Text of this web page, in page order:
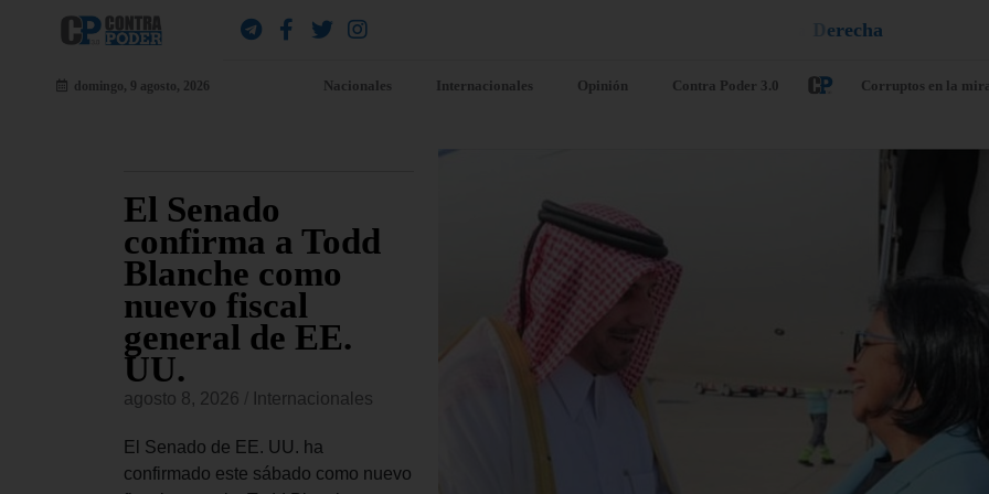
domingo, 9 agosto, 2026 Nacionales Internacionales Opinión Contra Poder 3.0 Corruptos en la
El Senado
confirma a Todd
Blanche como
nuevo fiscal
general de EE.
UU.
agosto 8, 2026 Internacionales
El Senado de EE. UU. ha
confirmado este sábado como nuevo
EE. UU. prevé un
paquete de
seguridad de
USD$ 1000
millones para
Colombia tras la
llegada de De la
Diálogo
continuó en
Meliá bajo
hermetismo
agosto 8, 2026 Nacionales
Caracas. – Las
narcorégimen interino de